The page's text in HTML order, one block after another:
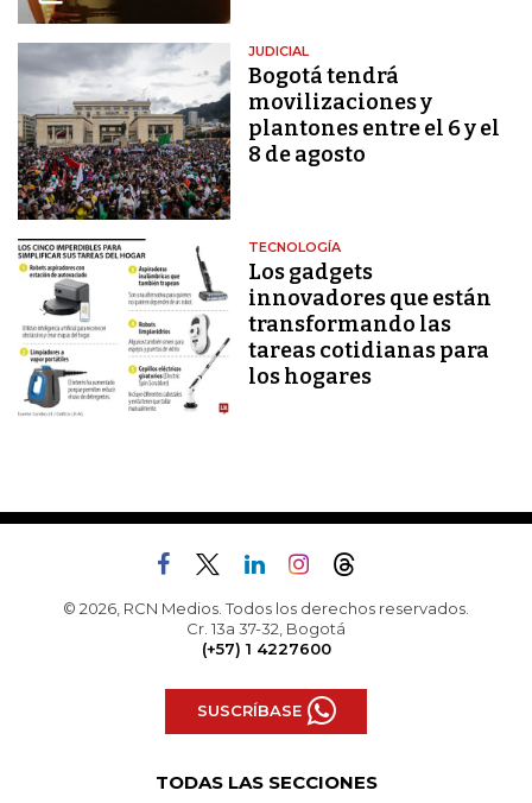
JUDICIAL
Bogotá tendrá
movilizaciones y
plantones entre el 6 y el
8 de agosto
TECNOLOGÍA
Los gadgets
innovadores que están
transformando las
tareas cotidianas para
los hogares
© 2026, RCN Medios. Todos los derechos reservados.
Cr. 13a 37-32, Bogotá
(+57) 1 4227600
SUSCRÍBASE
TODAS LAS SECCIONES